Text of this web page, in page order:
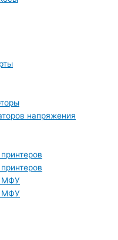
напряжения
МФУ
МФУ